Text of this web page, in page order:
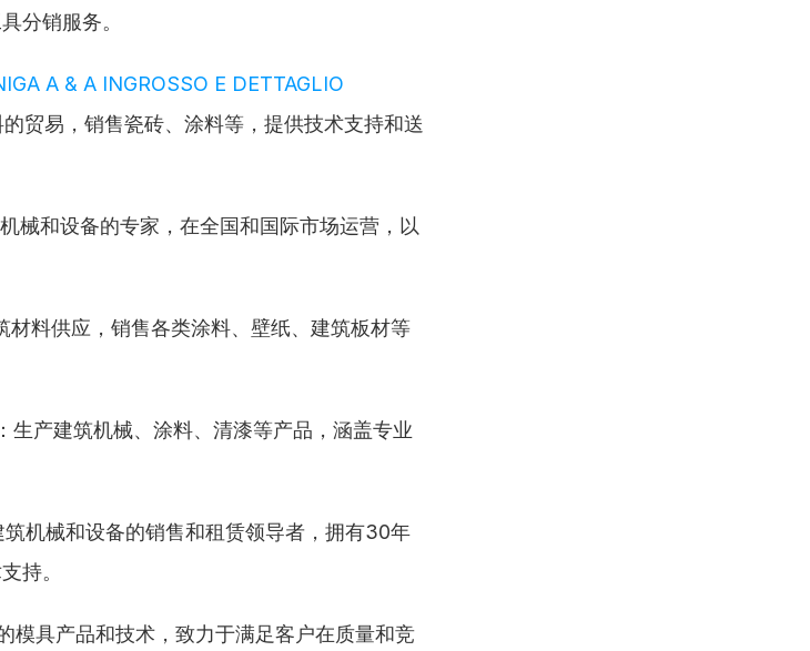
分销服务。
A & A INGROSSO E DETTAGLIO
的贸易，销售瓷砖、涂料等，提供技术支持和送
械和设备的专家，在全国和国际市场运营，以
材料供应，销售各类涂料、壁纸、建筑板材等
：生产建筑机械、涂料、清漆等产品，涵盖专业
筑机械和设备的销售和租赁领导者，拥有30年
持。
模具产品和技术，致力于满足客户在质量和竞